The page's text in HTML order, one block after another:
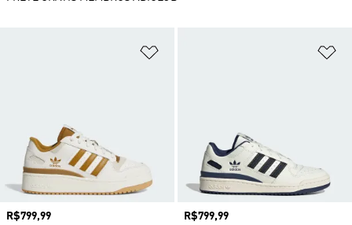
Preço
R$799,99
Preço
R$799,99